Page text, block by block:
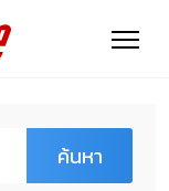
ค้นหา